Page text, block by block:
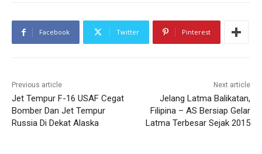
Facebook Twitter Pinterest
Previous article
Jet Tempur F-16 USAF Cegat
Bomber Dan Jet Tempur
Russia Di Dekat Alaska
Next article
Jelang Latma Balikatan,
Filipina – AS Bersiap Gelar
Latma Terbesar Sejak 2015